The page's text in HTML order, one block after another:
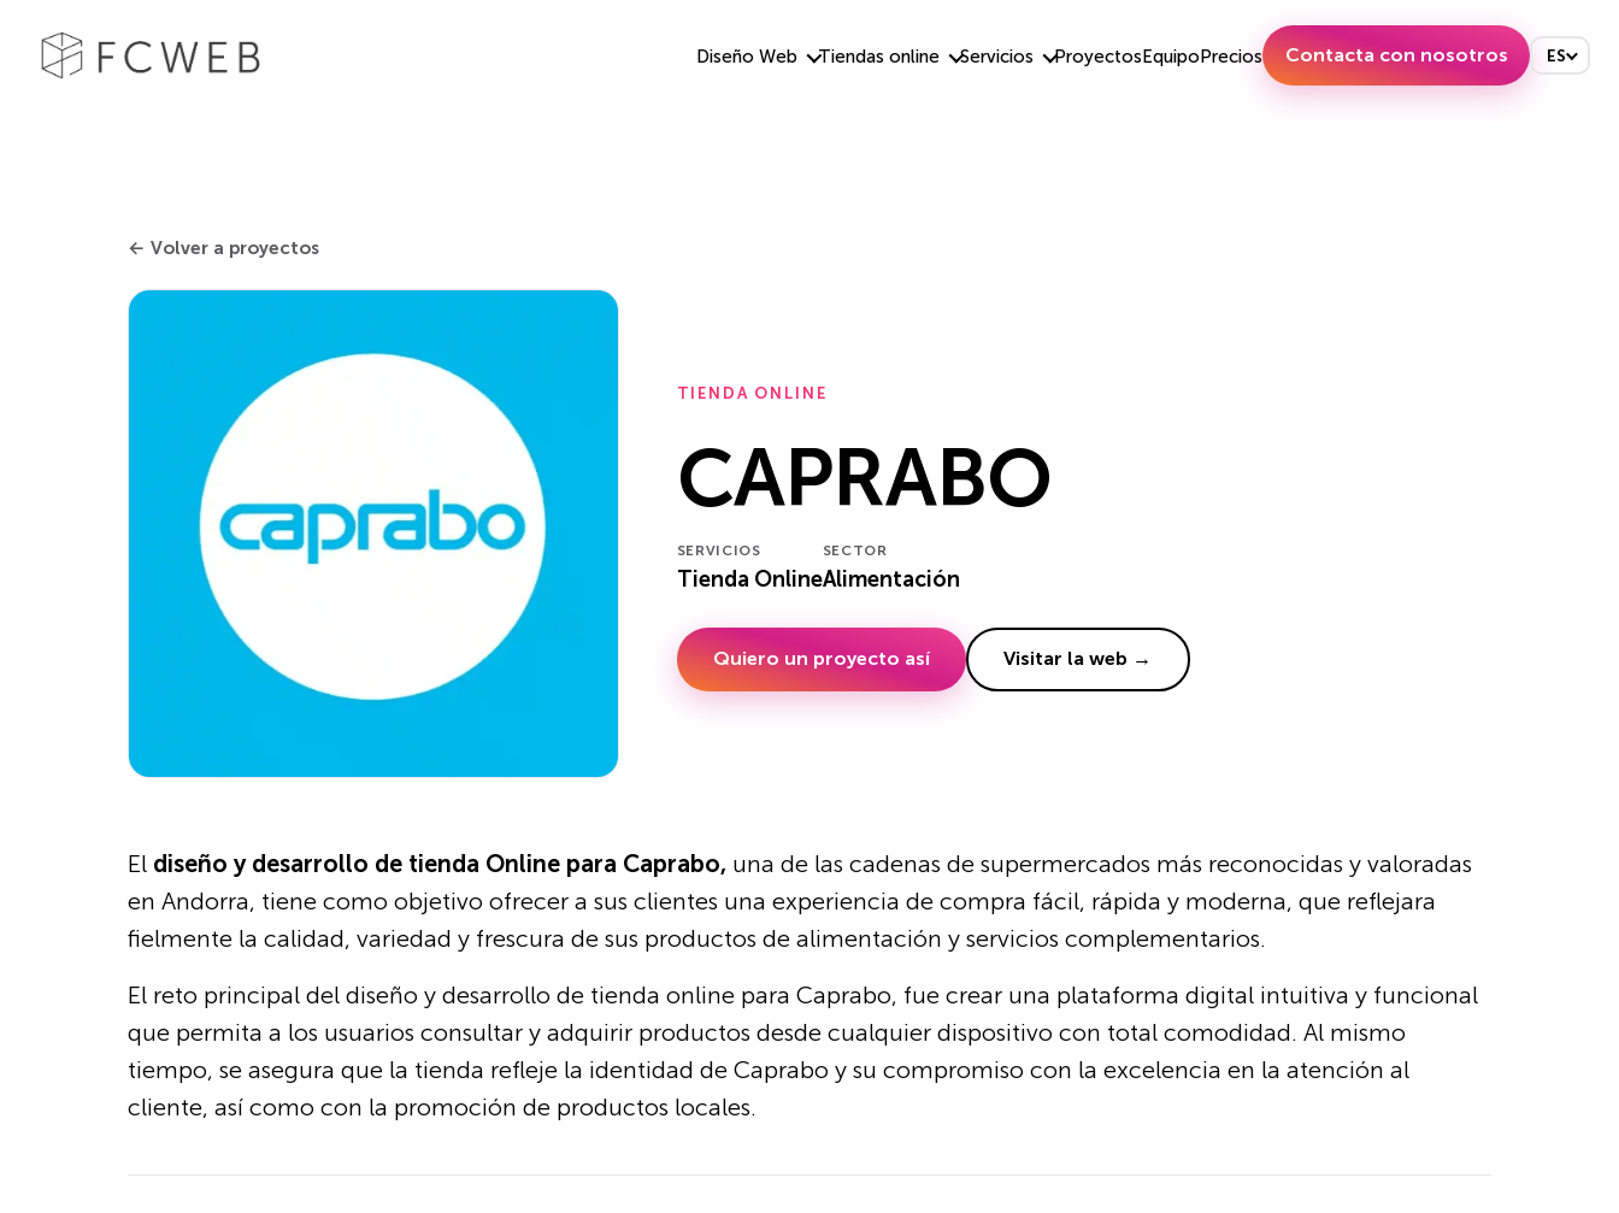
Diseño Web Tiendas online Servicios ProyectosEquipoPrecios Contacta con nosotros ES
← Volver a proyectos
TIENDA ONLINE
CAPRABO
SERVICIOS
Tienda Online
SECTOR
Alimentación
Quiero un proyecto así Visitar la web →
El diseño y desarrollo de tienda Online para Caprabo, una de las cadenas de supermercados más reconocidas y valoradas
en Andorra, tiene como objetivo ofrecer a sus clientes una experiencia de compra fácil, rápida y moderna, que reflejara
fielmente la calidad, variedad y frescura de sus productos de alimentación y servicios complementarios.
El reto principal del diseño y desarrollo de tienda online para Caprabo, fue crear una plataforma digital intuitiva y funcional
que permita a los usuarios consultar y adquirir productos desde cualquier dispositivo con total comodidad. Al mismo
tiempo, se asegura que la tienda refleje la identidad de Caprabo y su compromiso con la excelencia en la atención al
cliente, así como con la promoción de productos locales.